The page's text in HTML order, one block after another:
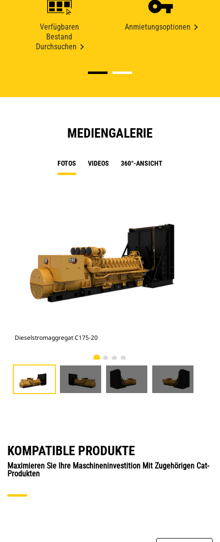
Verfügbaren
Bestand
Durchsuchen
Anmietungsoptionen
MEDIENGALERIE
FOTOS VIDEOS 360°-ANSICHT
Dieselstromaggregat C175-20
KOMPATIBLE PRODUKTE
Maximieren Sie Ihre Maschineninvestition Mit Zugehörigen Cat-
Produkten